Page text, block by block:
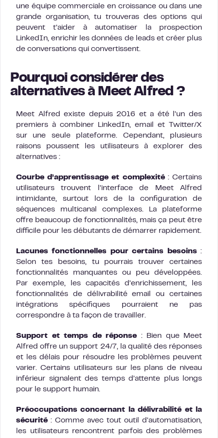
une équipe commerciale en croissance ou dans une
grande organisation, tu trouveras des options qui
peuvent t’aider à automatiser la prospection
LinkedIn, enrichir les données de leads et créer plus
de conversations qui convertissent.
Pourquoi considérer des
alternatives à Meet Alfred ?
Meet Alfred existe depuis 2016 et a été l’un des
premiers à combiner LinkedIn, email et Twitter/X
sur une seule plateforme. Cependant, plusieurs
raisons poussent les utilisateurs à explorer des
alternatives :
Courbe d’apprentissage et complexité: Certains
utilisateurs trouvent l’interface de Meet Alfred
intimidante, surtout lors de la configuration de
séquences multicanal complexes. La plateforme
offre beaucoup de fonctionnalités, mais ça peut être
difficile pour les débutants de démarrer rapidement.
Lacunes fonctionnelles pour certains besoins:
Selon tes besoins, tu pourrais trouver certaines
fonctionnalités manquantes ou peu développées.
Par exemple, les capacités d’enrichissement, les
fonctionnalités de délivrabilité email ou certaines
intégrations spécifiques pourraient ne pas
correspondre à ta façon de travailler.
Support et temps de réponse : Bien que Meet
Alfred offre un support 24/7, la qualité des réponses
et les délais pour résoudre les problèmes peuvent
varier. Certains utilisateurs sur les plans de niveau
inférieur signalent des temps d’attente plus longs
pour le support humain.
Préoccupations concernant la délivrabilité et la
sécurité : Comme avec tout outil d’automatisation,
les utilisateurs rencontrent parfois des problèmes